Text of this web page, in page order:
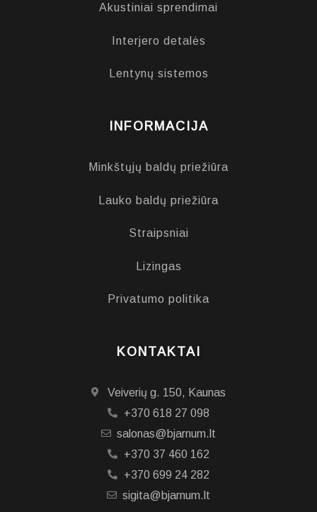
Akustiniai sprendimai
Interjero detalės
Lentynų sistemos
INFORMACIJA
Minkštųjų baldų priežiūra
Lauko baldų priežiūra
Straipsniai
Lizingas
Privatumo politika
KONTAKTAI
Veiverių g. 150, Kaunas
+370 618 27 098
salonas@bjarnum.lt
+370 37 460 162
+370 699 24 282
sigita@bjarnum.lt